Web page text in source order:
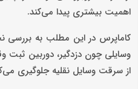
اهمیت بیشتری پیدا می‌کند.
کاماپرس در این مطلب به بررسی
وسایلی چون دزدگیر، دوربین ثبت
از سرقت وسایل نقلیه جلوگیری